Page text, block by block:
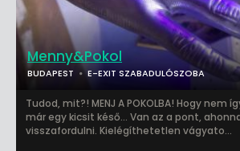
Menny&Pokol
BUDAPEST E-EXIT SZABADULÓSZOBA
Tudod, mit?! MENJ A POKOLBA! Hogy nem
már egy kicsit késő… Van az a pont,
visszafordulni. Kielégíthetetlen vágyato...